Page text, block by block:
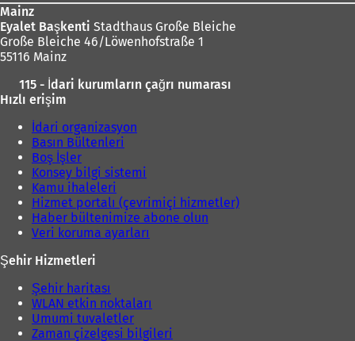
Mainz
Eyalet Başkenti Stadthaus Große Bleiche
Große Bleiche 46/Löwenhofstraße 1
55116 Mainz
115 - İdari kurumların çağrı numarası
Hızlı erişim
İdari organizasyon
Basın Bültenleri
Boş İşler
Konsey bilgi sistemi
Kamu ihaleleri
Hizmet portalı (çevrimiçi hizmetler)
Haber bültenimize abone olun
Veri koruma ayarları
Şehir Hizmetleri
Şehir haritası
WLAN etkin noktaları
Umumi tuvaletler
Zaman çizelgesi bilgileri